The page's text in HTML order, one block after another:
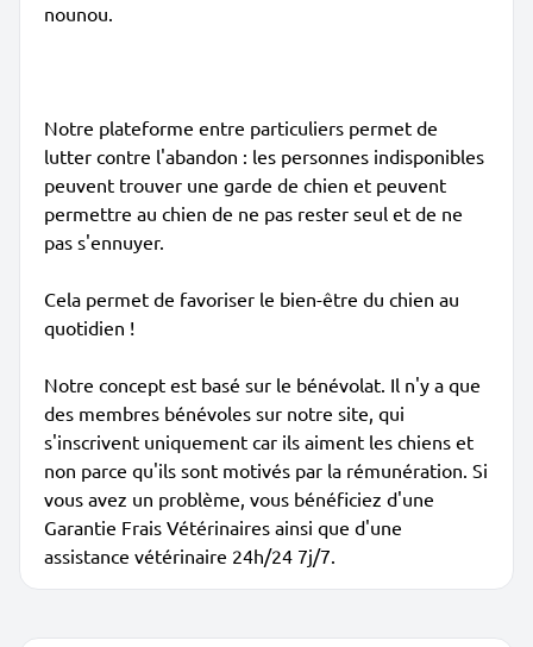
nounou.
Notre plateforme entre particuliers permet de
lutter contre l'abandon : les personnes indisponibles
peuvent trouver une garde de chien et peuvent
permettre au chien de ne pas rester seul et de ne
pas s'ennuyer.
Cela permet de favoriser le bien-être du chien au
quotidien !
Notre concept est basé sur le bénévolat. Il n'y a que
des membres bénévoles sur notre site, qui
s'inscrivent uniquement car ils aiment les chiens et
non parce qu'ils sont motivés par la rémunération. Si
vous avez un problème, vous bénéficiez d'une
Garantie Frais Vétérinaires ainsi que d'une
assistance vétérinaire 24h/24 7j/7.